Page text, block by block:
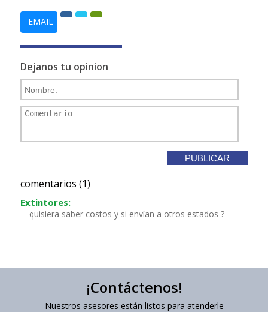
EMAIL
Dejanos tu opinion
comentarios (1)
Extintores:
quisiera saber costos y si envían a otros estados ?
¡Contáctenos!
Nuestros asesores están listos para atenderle